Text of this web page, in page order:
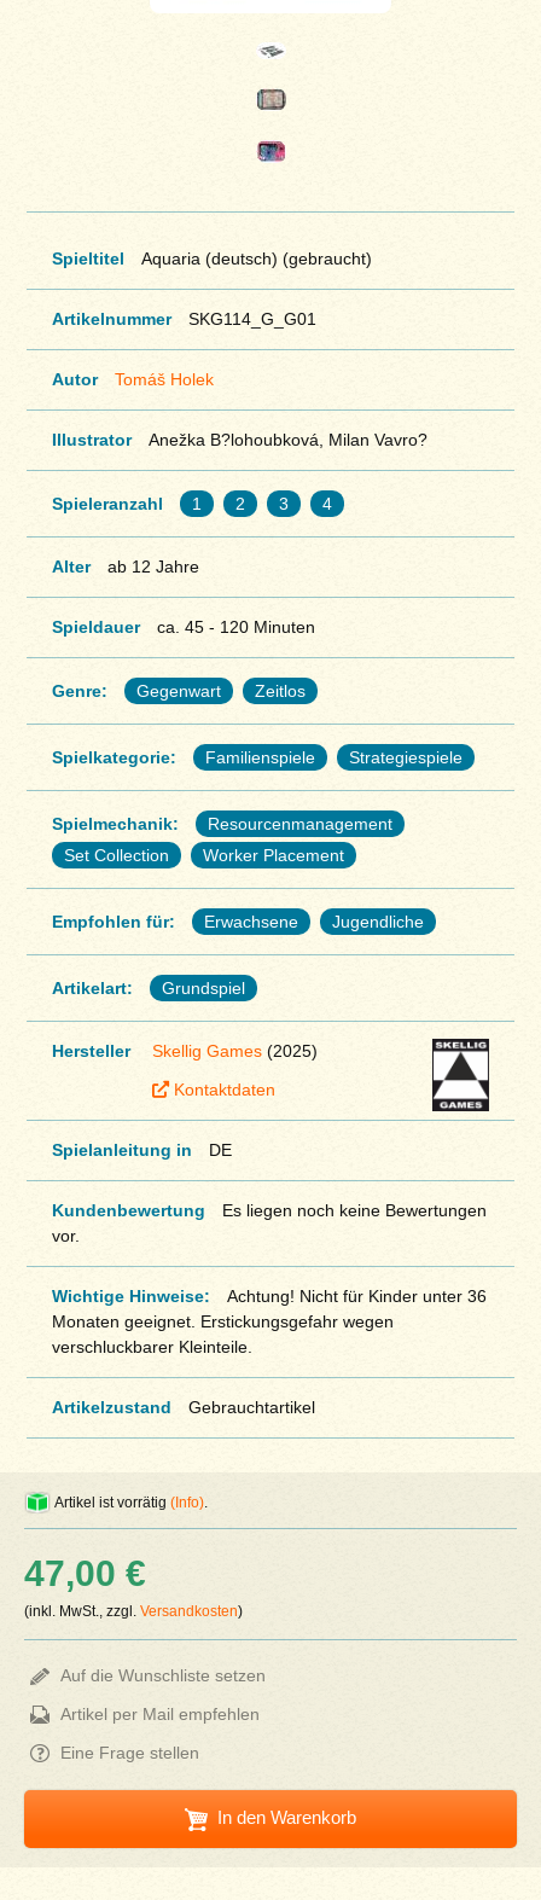
Spieltitel Aquaria (deutsch) (gebraucht)
Artikelnummer SKG114_G_G01
Autor Tomáš Holek
Illustrator Anežka B?lohoubková, Milan Vavro?
Spieleranzahl 1 2 3 4
Alter ab 12 Jahre
Spieldauer ca. 45 - 120 Minuten
Genre: Gegenwart Zeitlos
Spielkategorie: Familienspiele Strategiespiele
Spielmechanik:
Resourcenmanagement
Set Collection
Worker Placement
Empfohlen für: Erwachsene Jugendliche
Artikelart: Grundspiel
Hersteller Skellig Games(2025)
Kontaktdaten
Spielanleitung in DE
Kundenbewertung
Es liegen noch keine Bewertungen
vor.
Wichtige Hinweise:
Achtung! Nicht für Kinder unter 36
Monaten geeignet. Erstickungsgefahr wegen
verschluckbarer Kleinteile.
Artikelzustand Gebrauchtartikel
Artikel ist vorrätig(Info)
47,00 €
(inkl. MwSt., zzgl.Versandkosten)
Auf die Wunschliste setzen
Artikel per Mail empfehlen
Eine Frage stellen
In den Warenkorb